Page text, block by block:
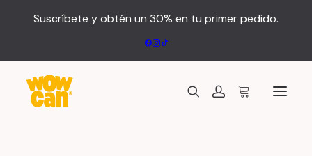
Suscríbete y obtén un 30% en tu primer pedido.